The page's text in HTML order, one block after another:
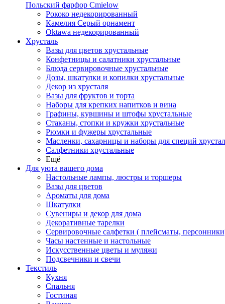
Польский фарфор Сmielow
Рококо недекорированный
Камелия Серый орнамент
Oktawa недекорированный
Хрусталь
Вазы для цветов хрустальные
Конфетницы и салатники хрустальные
Блюда сервировочные хрустальные
Дозы, шкатулки и копилки хрустальные
Декор из хрусталя
Вазы для фруктов и торта
Наборы для крепких напитков и вина
Графины, кувшины и штофы хрустальные
Стаканы, стопки и кружки хрустальные
Рюмки и фужеры хрустальные
Масленки, сахарницы и наборы для специй
Салфетники хрустальные
Ещё
Для уюта вашего дома
Настольные лампы, люстры и торшеры
Вазы для цветов
Ароматы для дома
Шкатулки
Сувениры и декор для дома
Декоративные тарелки
Сервировочные салфетки ( плейсматы,
Часы настенные и настольные
Искусственные цветы и муляжи
Подсвечники и свечи
Текстиль
Кухня
Спальня
Гостиная